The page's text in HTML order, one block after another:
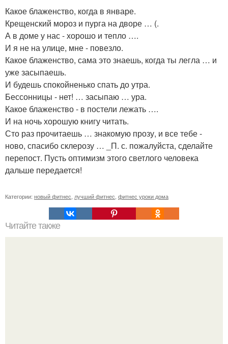
Какое блаженство, когда в январе.
Крещенский мороз и пурга на дворе … (.
А в доме у нас - хорошо и тепло ….
И я не на улице, мне - повезло.
Какое блаженство, сама это знаешь, когда ты легла … и
уже засыпаешь.
И будешь спокойненько спать до утра.
Бессонницы - нет! … засыпаю … ура.
Какое блаженство - в постели лежать ….
И на ночь хорошую книгу читать.
Сто раз прочитаешь … знакомую прозу, и все тебе -
ново, спасибо склерозу … _П. с. пожалуйста, сделайте
перепост. Пусть оптимизм этого светлого человека
дальше передается!
Категории: новый фитнес лучший фитнес фитнес уроки дома
Читайте также